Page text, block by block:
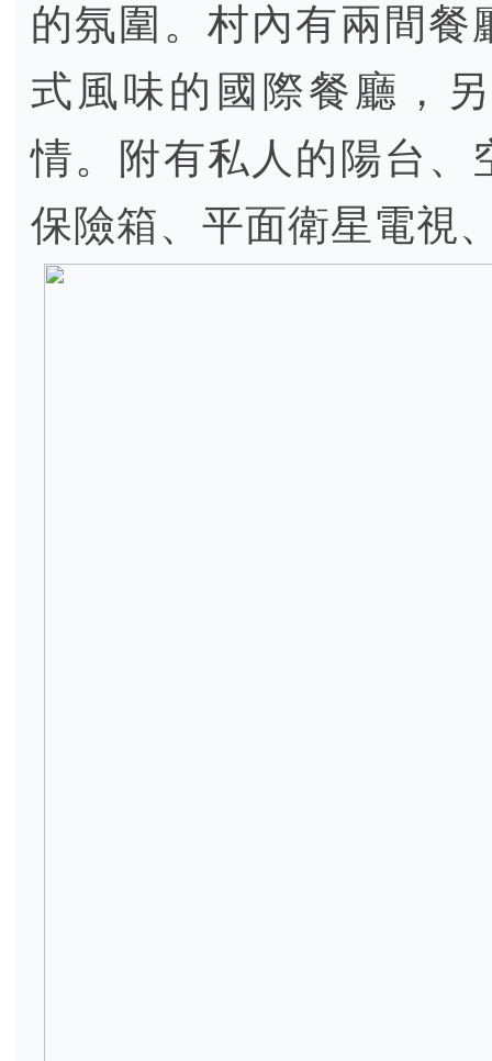
的氛圍。村內有兩間
式風味的國際餐廳，
情。附有私人的陽台、
保險箱、平面衛星電視